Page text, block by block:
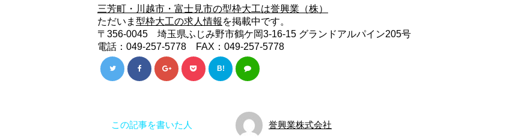
三芳町・川越市・富士見市の型枠大工は誉興業（株）
ただいま 型枠大工の求人情報 を掲載中です。
〒356-0045 埼玉県ふじみ野市鶴ケ岡3-16-15 グランドアルパイン205号
電話：049-257-5778 FAX：049-257-5778
B!
この記事を書いた人 誉興業株式会社